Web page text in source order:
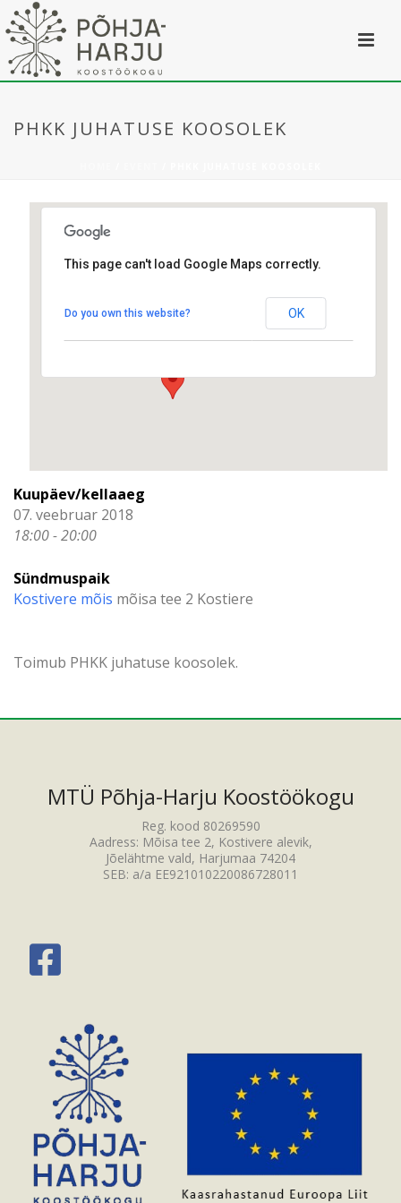
PHKK JUHATUSE KOOSOLEK
Kostivere mõis
mõisa tee 2 - Kostiere
This page can't load Google Maps correctly.
Do you own this website? OK
Kuupäev/kellaaeg
07. veebruar 2018
18:00 - 20:00
Sündmuspaik
Kostivere mõis mõisa tee 2 Kostiere
Toimub PHKK juhatuse koosolek.
MTÜ Põhja-Harju Koostöökogu
Reg. kood 80269590
Aadress: Mõisa tee 2, Kostivere alevik,
Jõelähtme vald, Harjumaa 74204
SEB: a/a EE921010220086728011